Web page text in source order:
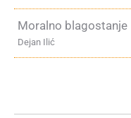
Moralno blagostanje
Dejan Ilić